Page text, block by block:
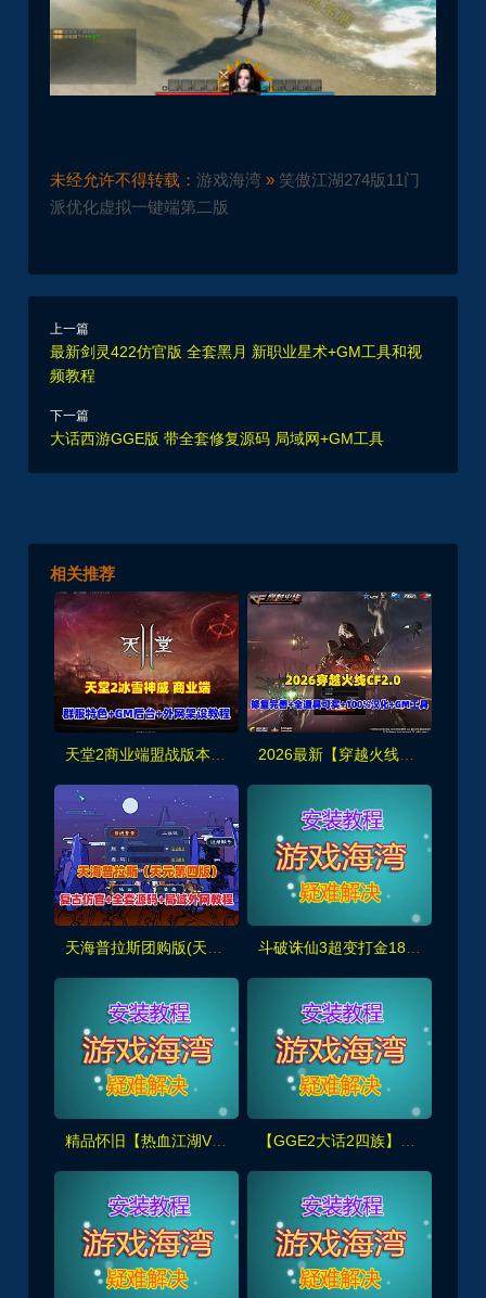
未经允许不得转载：游戏海湾 » 笑傲江湖274版11门
派优化虚拟一键端第二版
上一篇
最新剑灵422仿官版 全套黑月 新职业星术+GM工具和视
频教程
下一篇
大话西游GGE版 带全套修复源码 局域网+GM工具
相关推荐
2026最新【穿越火线CF2.0】一键端,修复各种错误，全道具可买100%汉化+GM工具
精品怀旧【热血江湖V2.0任务端】百宝阁无限元宝时装披风送+GM工具+支持多开+宝宝挂